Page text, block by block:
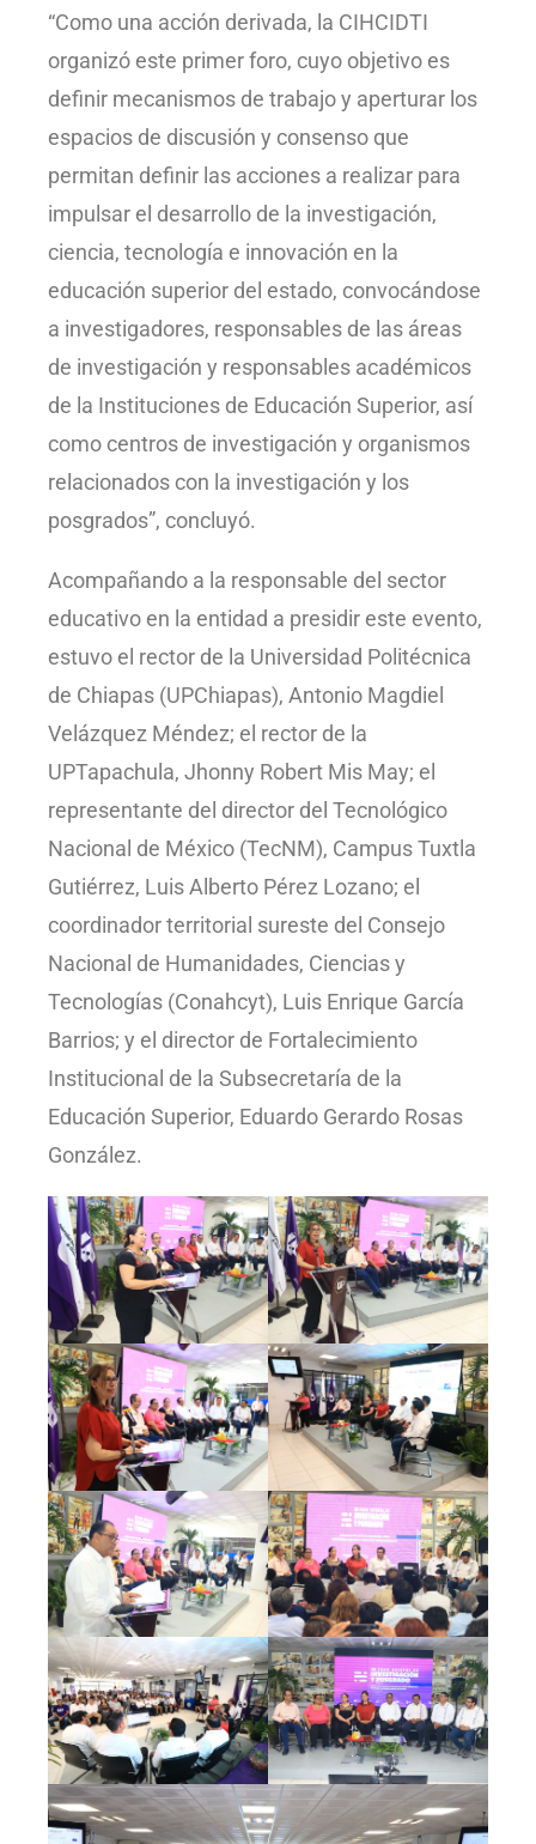
“Como una acción derivada, la CIHCIDTI
organizó este primer foro, cuyo objetivo es
definir mecanismos de trabajo y aperturar los
espacios de discusión y consenso que
permitan definir las acciones a realizar para
impulsar el desarrollo de la investigación,
ciencia, tecnología e innovación en la
educación superior del estado, convocándose
a investigadores, responsables de las áreas
de investigación y responsables académicos
de la Instituciones de Educación Superior, así
como centros de investigación y organismos
relacionados con la investigación y los
posgrados”, concluyó.
Acompañando a la responsable del sector
educativo en la entidad a presidir este evento,
estuvo el rector de la Universidad Politécnica
de Chiapas (UPChiapas), Antonio Magdiel
Velázquez Méndez; el rector de la
UPTapachula, Jhonny Robert Mis May; el
representante del director del Tecnológico
Nacional de México (TecNM), Campus Tuxtla
Gutiérrez, Luis Alberto Pérez Lozano; el
coordinador territorial sureste del Consejo
Nacional de Humanidades, Ciencias y
Tecnologías (Conahcyt), Luis Enrique García
Barrios; y el director de Fortalecimiento
Institucional de la Subsecretaría de la
Educación Superior, Eduardo Gerardo Rosas
González.